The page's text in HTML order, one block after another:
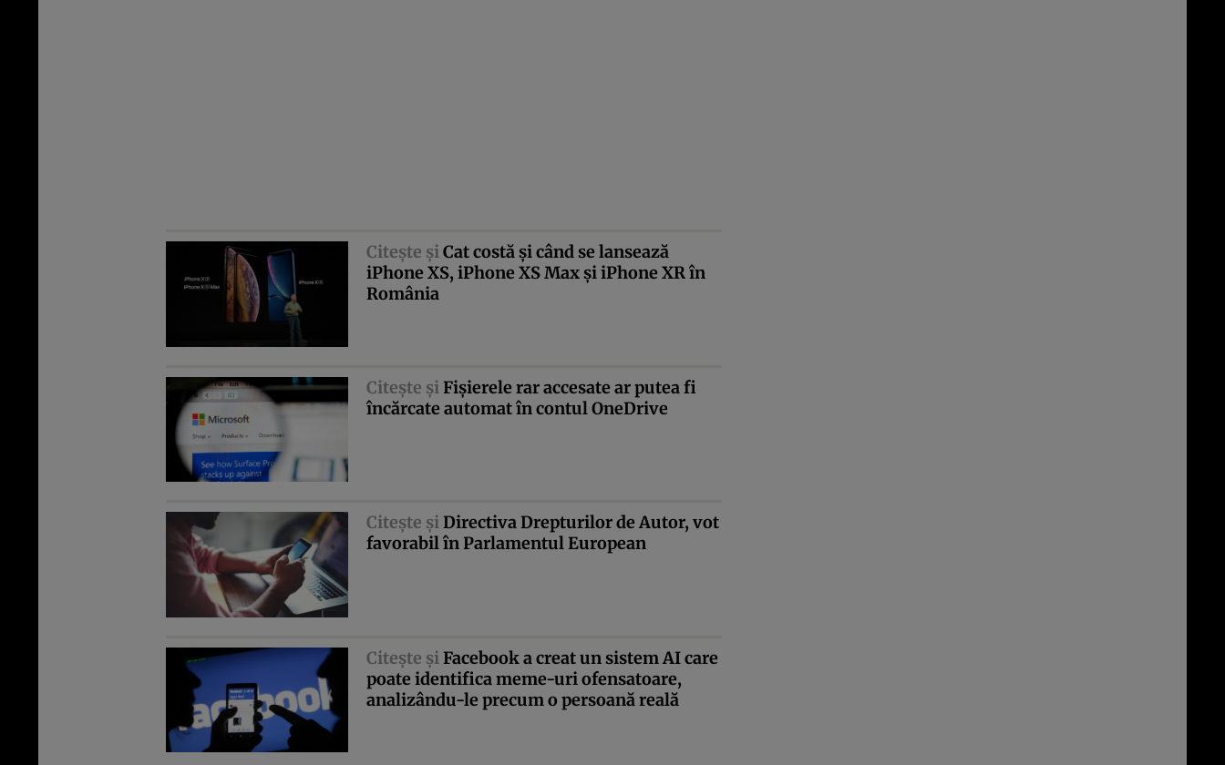
Citeşte şiCat costă şi când se lansează
iPhone XS, iPhone XS Max şi iPhone XR în
România
Citeşte şiFişierele rar accesate ar putea fi
încărcate automat în contul OneDrive
Citeşte şiDirectiva Drepturilor de Autor, vot
favorabil în Parlamentul European
Citeşte şiFacebook a creat un sistem AI care
poate identifica meme-uri ofensatoare,
analizându-le precum o persoană reală